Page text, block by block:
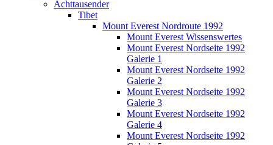
Achttausender
Tibet
Mount Everest Nordroute 1992
Mount Everest Wissenswertes
Mount Everest Nordseite 1992
Galerie 1
Mount Everest Nordseite 1992
Galerie 2
Mount Everest Nordseite 1992
Galerie 3
Mount Everest Nordseite 1992
Galerie 4
Mount Everest Nordseite 1992